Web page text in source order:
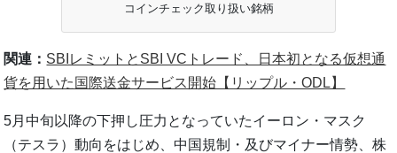
コインチェック取り扱い銘柄
関連： SBIレミットとSBI VCトレード、日本初となる仮想通
貨を用いた国際送金サービス開始【リップル・ODL】
5月中旬以降の下押し圧力となっていたイーロン・マスク
（テスラ）動向をはじめ、中国規制・及びマイナー情勢、株